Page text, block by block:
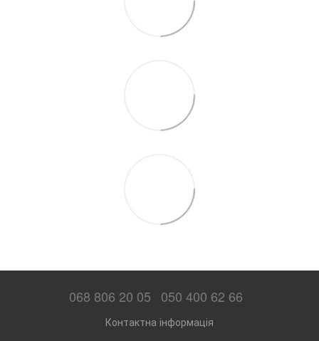
068 806 20 05 050 400 62 66
Контактна інформація